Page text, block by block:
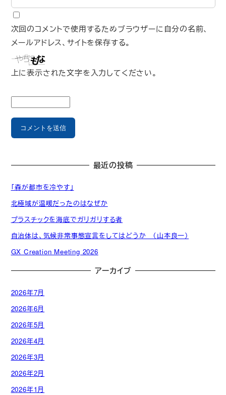
次回のコメントで使用するためブラウザーに自分の名前、
メールアドレス、サイトを保存する。
上に表示された文字を入力してください。
最近の投稿
「森が都市を冷やす」
北極域が温暖だったのはなぜか
プラスチックを海底でガリガリする者
自治体は、気候非常事態宣言をしてはどうか （山本良一）
GX Creation Meeting 2026
アーカイブ
2026年7月
2026年6月
2026年5月
2026年4月
2026年3月
2026年2月
2026年1月